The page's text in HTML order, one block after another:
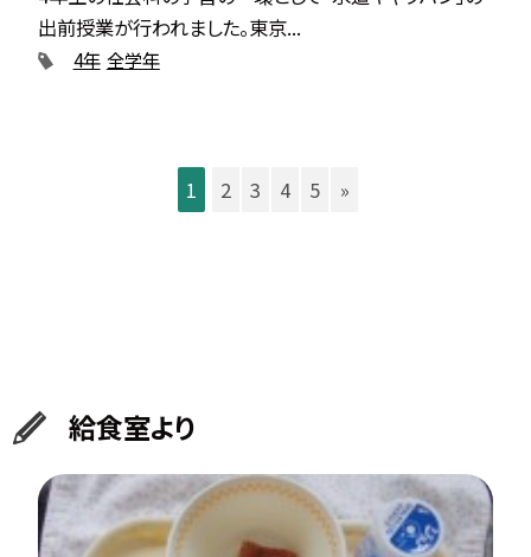
出前授業が行われました。東京...
4年 全学年
1 2 3 4 5 »
給食室より